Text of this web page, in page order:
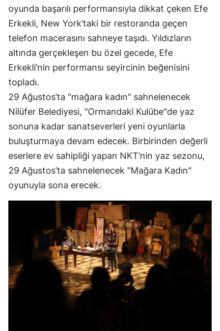
oyunda başarılı performansıyla dikkat çeken Efe
Erkekli, New York’taki bir restoranda geçen
telefon macerasını sahneye taşıdı. Yıldızların
altında gerçekleşen bu özel gecede, Efe
Erkekli’nin performansı seyircinin beğenisini
topladı.
29 Ağustos’ta "mağara kadın" sahnelenecek
Nilüfer Belediyesi, "Ormandaki Kulübe"de yaz
sonuna kadar sanatseverleri yeni oyunlarla
buluşturmaya devam edecek. Birbirinden değerli
eserlere ev sahipliği yapan NKT’nin yaz sezonu,
29 Ağustos’ta sahnelenecek "Mağara Kadın"
oyunuyla sona erecek.